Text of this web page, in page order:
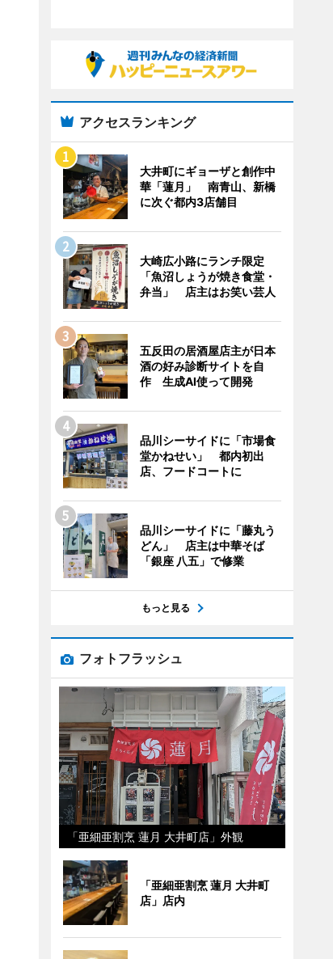
アクセスランキング
大井町にギョーザと創作中
華「蓮月」 南青山、新橋
に次ぐ都内3店舗目
大崎広小路にランチ限定
「魚沼しょうが焼き食堂・
弁当」 店主はお笑い芸人
五反田の居酒屋店主が日本
酒の好み診断サイトを自
作 生成AI使って開発
品川シーサイドに「市場食
堂かねせい」 都内初出
店、フードコートに
品川シーサイドに「藤丸う
どん」 店主は中華そば
「銀座 八五」で修業
もっと見る
フォトフラッシュ
「亜細亜割烹 蓮月 大井町店」外観
「亜細亜割烹 蓮月 大井町
店」店内